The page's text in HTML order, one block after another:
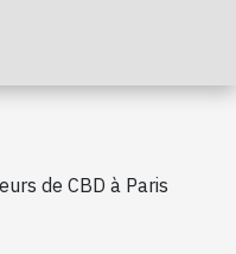
de CBD à Paris